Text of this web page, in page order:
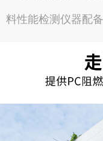
料性能检测仪器配备